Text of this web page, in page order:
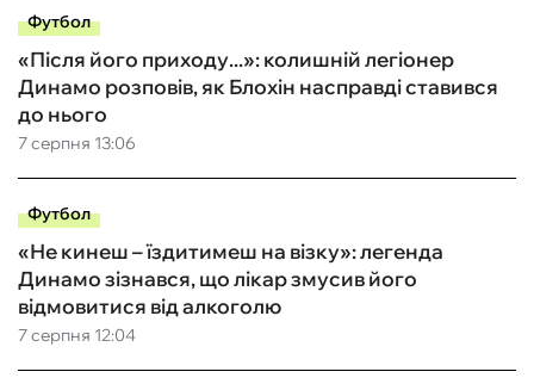
Футбол
7 серпня 13:06
«Після його приходу...»: колишній легіонер
Динамо розповів, як Блохін насправді ставився
до нього
Футбол
7 серпня 12:04
«Не кинеш – їздитимеш на візку»: легенда
Динамо зізнався, що лікар змусив його
відмовитися від алкоголю